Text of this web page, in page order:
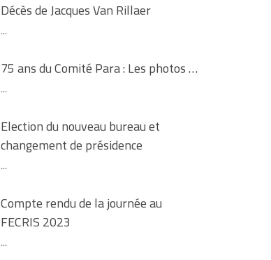
Décès de Jacques Van Rillaer
...
75 ans du Comité Para : Les photos …
...
Election du nouveau bureau et
changement de présidence
...
Compte rendu de la journée au
FECRIS 2023
...